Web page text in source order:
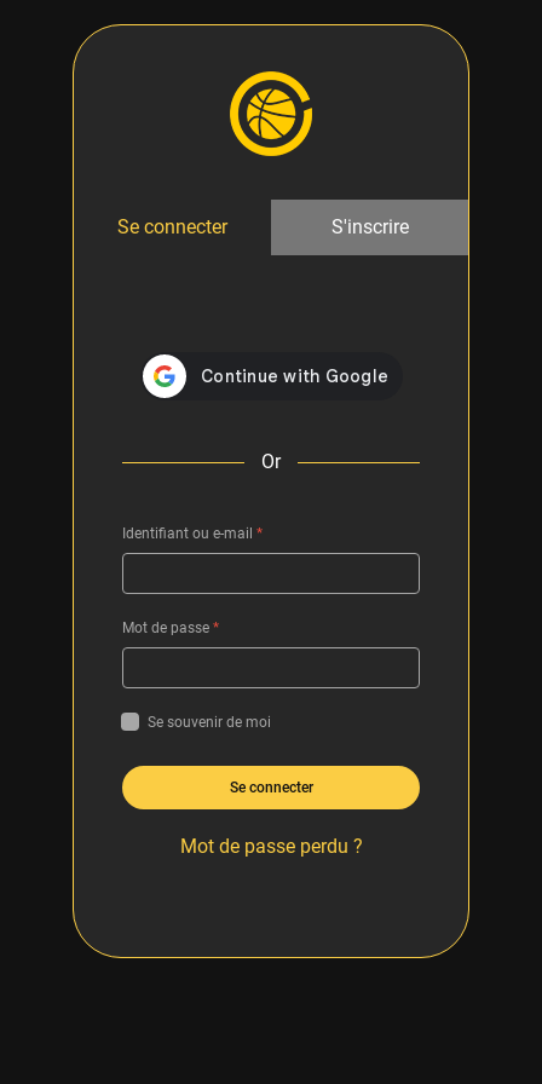
Se connecter S'inscrire
Or
Identifiant ou e-mail *
Mot de passe *
Se souvenir de moi
Se connecter
Mot de passe perdu ?